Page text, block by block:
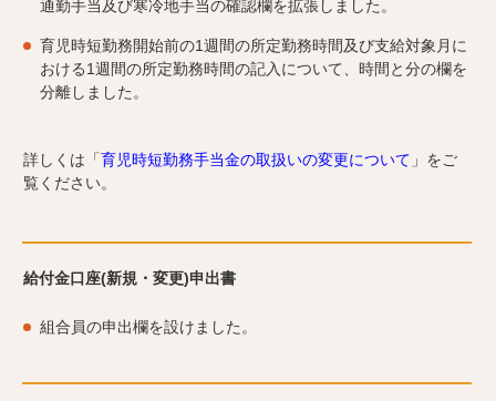
通勤手当及び寒冷地手当の確認欄を拡張しました。
育児時短勤務開始前の1週間の所定勤務時間及び支給対象月に
おける1週間の所定勤務時間の記入について、時間と分の欄を
分離しました。
詳しくは「育児時短勤務手当金の取扱いの変更について 」をご
覧ください。
給付金口座(新規・変更)申出書
組合員の申出欄を設けました。